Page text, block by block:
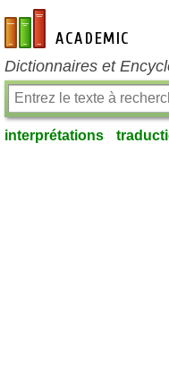
fr-academic.com
Dictionnaires et
interprétations